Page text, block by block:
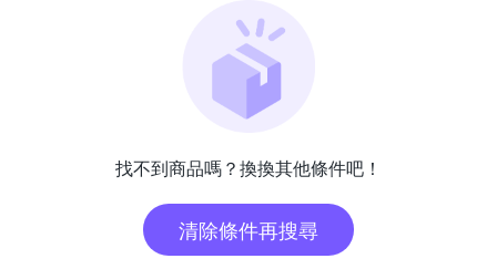
找不到商品嗎？換換其他條件吧！
清除條件再搜尋